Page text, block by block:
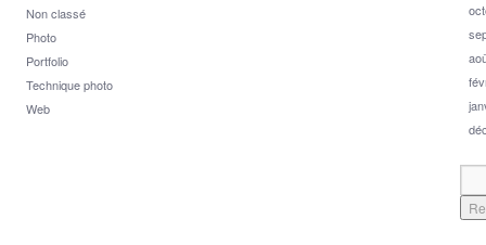
Non classé
Photo
Portfolio
Technique photo
Web